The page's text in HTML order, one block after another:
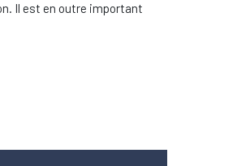
Il est en outre important